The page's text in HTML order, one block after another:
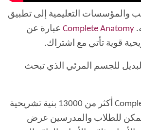
والمؤسسات التعليمية إلى تطبيق
Complete Anatomy عبارة عن
قوية تأتي مع اشتراك.
للجسم المرئي الذي تبحث
يغطي Complete Anatomy أكثر من 13000 بنية تشريحية
يمكن للطلاب والمدرسين عرض